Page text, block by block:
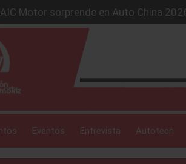
Motor sorprende en Auto China
Group alcanza los 2 millones de
Nissan Frontier V6 PRO-4X conquista
lanza en México el servicio “59
sacude México con un SUV híbrido
Eventos Entrevista Autotech